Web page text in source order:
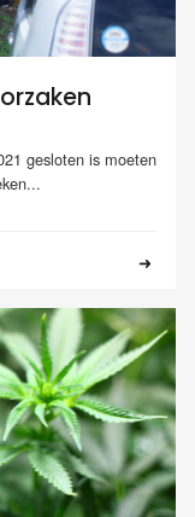
gesloten is moeten